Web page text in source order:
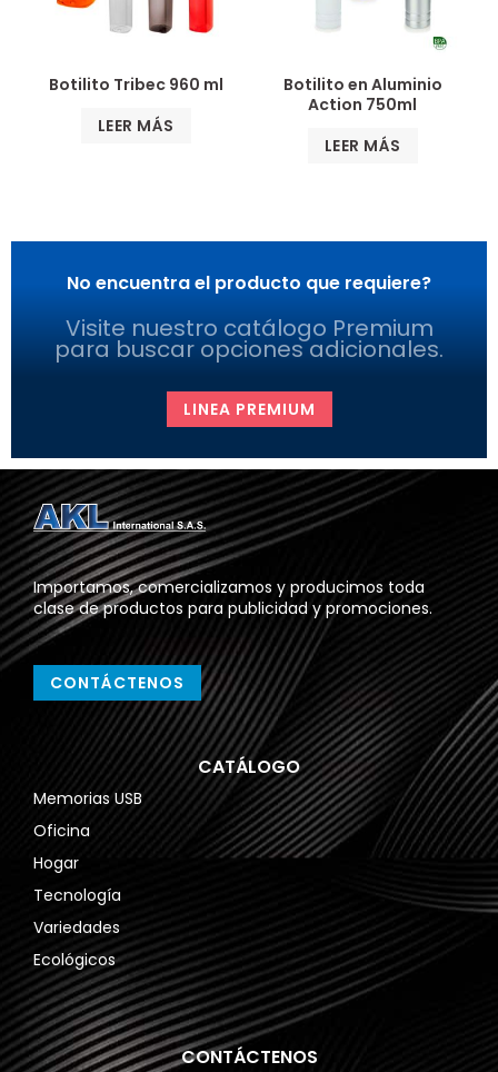
Botilito Tribec 960 ml
LEER MÁS
Botilito en Aluminio
Action 750ml
LEER MÁS
No encuentra el producto que requiere?
Visite nuestro catálogo Premium
para buscar opciones adicionales.
LINEA PREMIUM
Importamos, comercializamos y producimos toda
clase de productos para publicidad y promociones.
CONTÁCTENOS
CATÁLOGO
Memorias USB
Oficina
Hogar
Tecnología
Variedades
Ecológicos
CONTÁCTENOS